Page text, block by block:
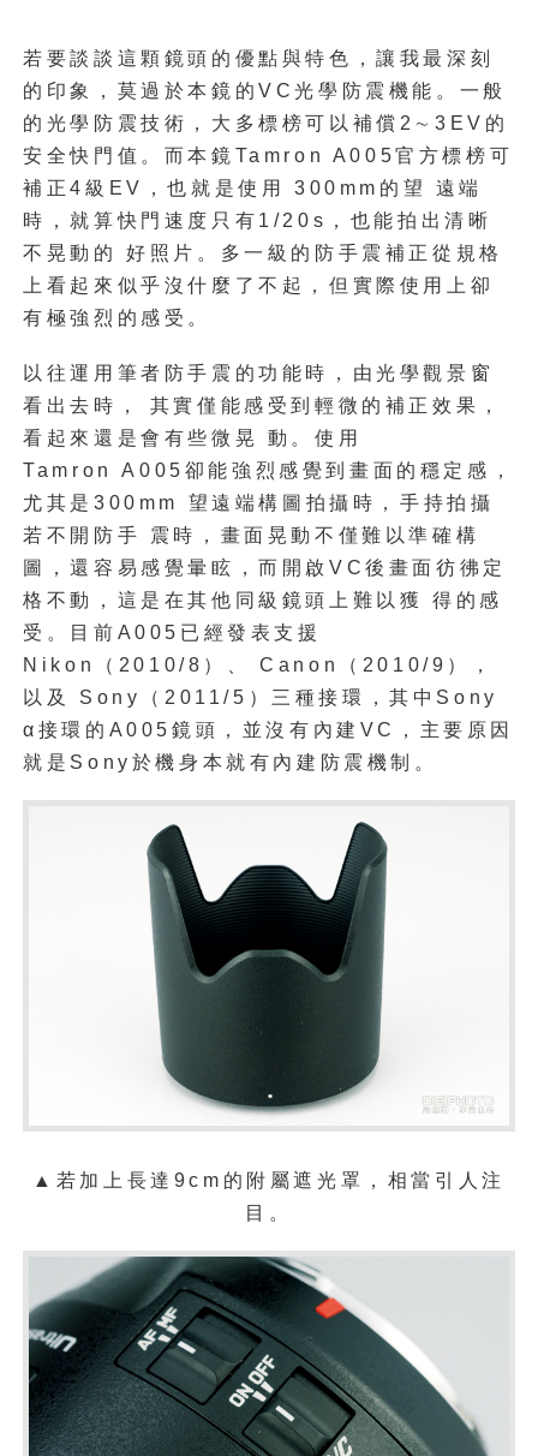
若要談談這顆鏡頭的優點與特色，讓我最深刻
的印象，莫過 於本鏡的VC光學防震機能。一般
的光學防震技術，大多標榜可以補償 2 ∼3 EV 的
安全快門值。而本鏡 Tamron A005官方標榜可
補正4 級 EV ，也就是使用 300mm 的望
遠端
時，就算快門速度只有 1/20s ，也能拍出清晰
不晃動的
好照片。多一級的防手震補正從規格
上看起來似乎沒什麼了不起，但實際使用上卻
有極強烈的感受。
以往運用筆者防手震的功能時，由光學觀景窗
看出去時，
其實僅能感受到輕微的補正效果，
看起來還是會有些微晃
動。使用
Tamron A005 卻能強烈感覺到畫面的穩定感，
尤其是 300mm 望遠端構圖拍攝時，手持拍攝
若不開防手
震時，畫面晃動不僅難以準確構
圖，還容易感覺暈眩，而開 啟 VC後畫面彷彿定
格不動，這是在其他同級鏡頭上難以獲
得的感
受。目前 A005 已經發表支援
Nikon（2010/8）
Canon（2010/9）
，
以及
Sony（2011/5） 三種接環，其 中 Sony
α 接環的 A005鏡頭，並沒有內建 VC
，主要原因
就是 Sony 於機身本就有內建防震機制。
▲若加上長達 9cm 的附屬遮光罩， 相當引人注
目。